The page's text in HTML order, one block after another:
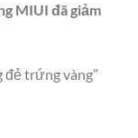
MIUI đã giảm
đẻ trứng vàng”